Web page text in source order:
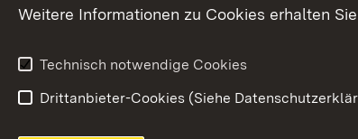
Weitere Informationen zu Cookies erhalten
Technisch notwendige Cookies
Drittanbieter-Cookies (Siehe